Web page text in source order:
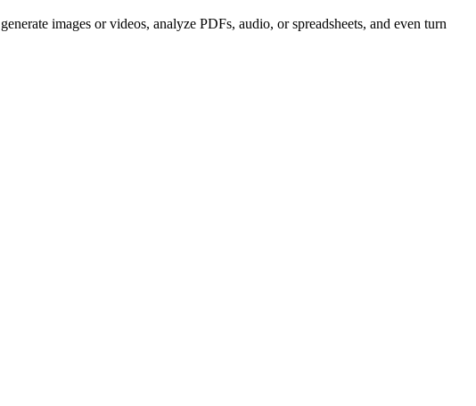
images or videos, analyze PDFs, audio, or spreadsheets, and even turn